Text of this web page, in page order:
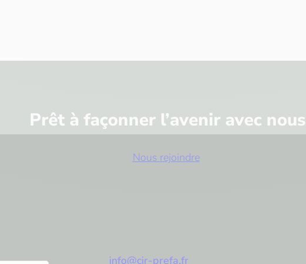
Prêt à façonner l’avenir avec
Nous rejoindre
info@cir-prefa.fr